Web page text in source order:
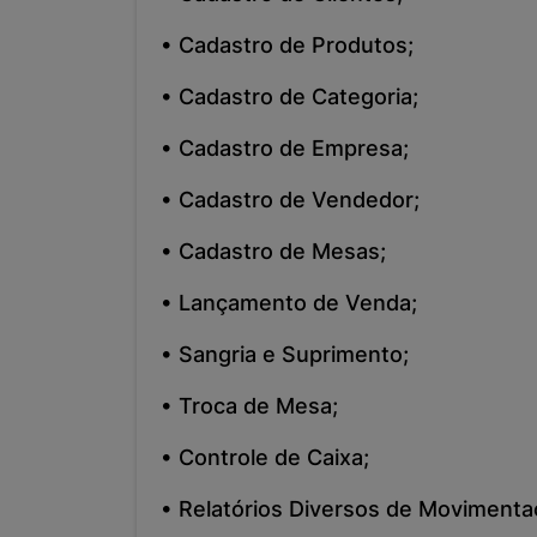
• Cadastro de Produtos;
• Cadastro de Categoria;
• Cadastro de Empresa;
• Cadastro de Vendedor;
• Cadastro de Mesas;
• Lançamento de Venda;
• Sangria e Suprimento;
• Troca de Mesa;
• Controle de Caixa;
• Relatórios Diversos de